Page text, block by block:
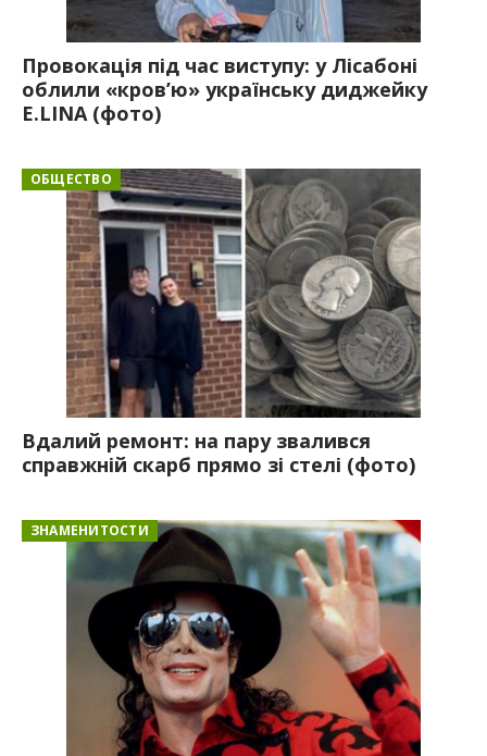
Провокація під час виступу: у Лісабоні
облили «кров’ю» українську диджейку
E.LINA (фото)
ОБЩЕСТВО
Вдалий ремонт: на пару звалився
справжній скарб прямо зі стелі (фото)
ЗНАМЕНИТОСТИ